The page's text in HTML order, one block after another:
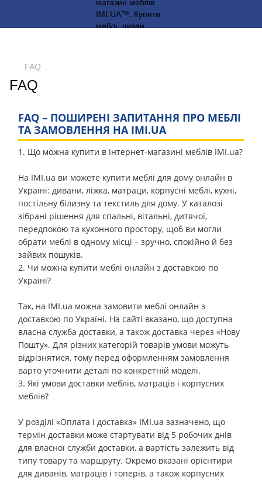
FAQ
FAQ
FAQ – ПОШИРЕНІ ЗАПИТАННЯ ПРО МЕБЛІ
ТА ЗАМОВЛЕННЯ НА IMI.UA
1. Що можна купити в інтернет-магазині меблів IMI.ua?
На IMI.ua ви можете купити меблі для дому онлайн в
Україні: дивани, ліжка, матраци, корпусні меблі, кухні,
постільну білизну та текстиль для дому. У каталозі
зібрані рішення для спальні, вітальні, дитячої,
передпокою та кухонного простору, щоб ви могли
обрати меблі в одному місці – зручно, спокійно й без
зайвих пошуків.
2. Чи можна купити меблі онлайн з доставкою по
Україні?
Так, на IMI.ua можна замовити меблі онлайн з
доставкою по Україні. На сайті вказано, що доступна
власна служба доставки, а також доставка через «Нову
Пошту». Для різних категорій товарів умови можуть
відрізнятися, тому перед оформленням замовлення
варто уточнити деталі по конкретній моделі.
3. Які умови доставки меблів, матраців і корпусних
меблів?
У розділі «Оплата і доставка» IMI.ua зазначено, що
термін доставки може стартувати від 5 робочих днів
для власної служби доставки, а вартість залежить від
типу товару та маршруту. Окремо вказані орієнтири
для диванів, матраців і топерів, а також корпусних